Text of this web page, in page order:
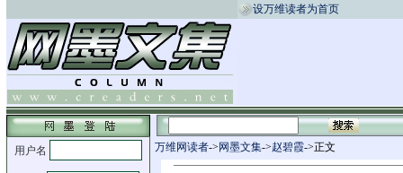
设万维读者为首页
万维网读者-> 网墨文集->赵碧霞->正文